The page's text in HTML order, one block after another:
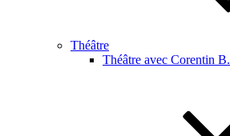
Théâtre
Théâtre avec Corentin B.